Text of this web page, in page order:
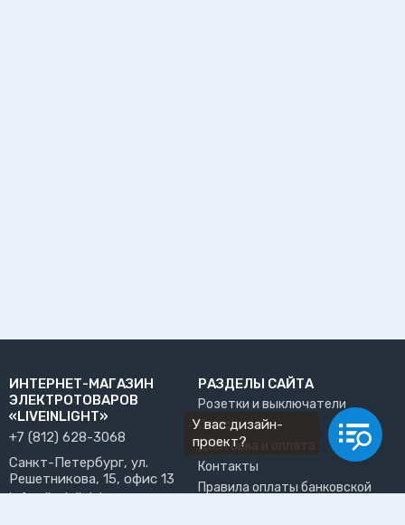
ИНТЕРНЕТ-МАГАЗИН
ЭЛЕКТРОТОВАРОВ
«LIVEINLIGHT»
+7 (812) 628-3068
Санкт-Петербург, ул.
Решетникова, 15, офис 13
info@liveinlight.ru
РАЗДЕЛЫ САЙТА
Розетки и выключатели
О нас
Доставка и оплата
Контакты
Правила оплаты банковской
У вас дизайн-
проект?